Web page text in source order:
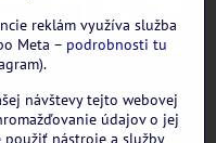
reklám využíva služba
Meta – podrobnosti tu
návštevy tejto webovej
údajov o jej
použiť nástroje a služby